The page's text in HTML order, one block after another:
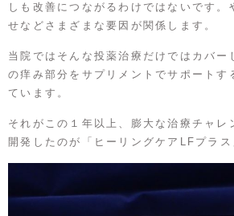
しも改善につながるわけではないです。
せなどさまざまな要因が関係します。
当院ではそんな投薬治療だけではカバー
の痒み部分をサプリメントでサポートす
ています。
それがこの１年以上、膨大な治療チャレ
開発したのが「ヒーリングケアLFプラス